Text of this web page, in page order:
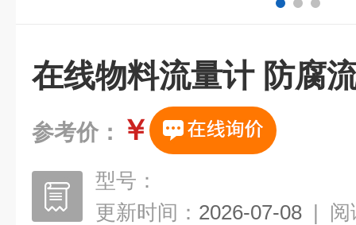
在线物料流量计 防腐
参考价： ￥
型号：
更新时间： 2026-07-08 | 阅